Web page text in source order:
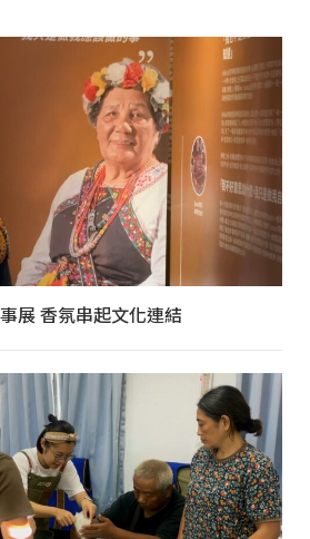
展 香氛串起文化連結